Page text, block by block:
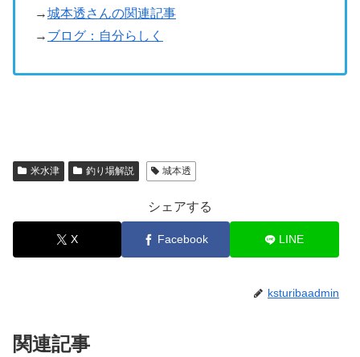
→城本透さんの関連記事
→ ブログ：自分らしく
米水津 釣り場解説 城本透
シェアする
X Facebook LINE
ksturibaadmin
関連記事